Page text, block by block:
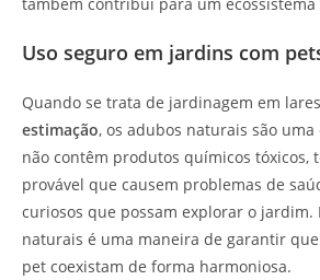
Uso seguro em jardins com
Quando se trata de jardinagem em
estimação, os adubos naturais são uma
não contêm produtos químicos tóxicos,
provável que causem problemas de
curiosos que possam explorar o jardim.
naturais é uma maneira de garantir
pet coexistam de forma harmoniosa.